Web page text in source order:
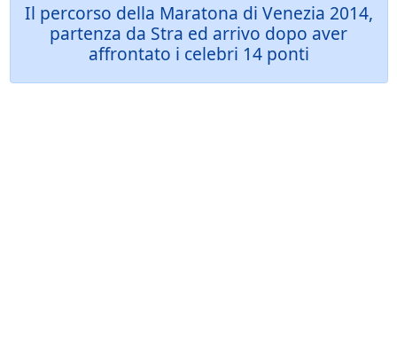
Il percorso della Maratona di Venezia 2014,
partenza da Stra ed arrivo dopo aver
affrontato i celebri 14 ponti